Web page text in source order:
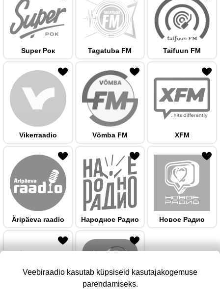
Super Рок Tagatuba FM Taifuun FM
Vikerraadio Võmba FM XFM
Äripäeva raadio Народноe Радио Новое Радио
Veebiraadio kasutab küpsiseid kasutajakogemuse
parendamiseks.